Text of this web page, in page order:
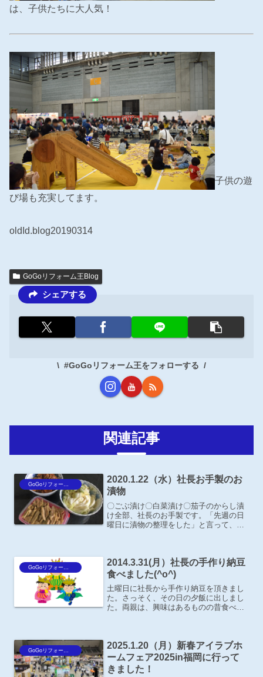
は、子供たちに大人気！
子供の遊
び場も充実してます。
oldId.blog20190314
GoGoリフォーム王Blog
シェアする
#GoGoリフォーム王をフォローする
関連記事
GoGoリフォーム王Blog
2020.1.22（水）社長お手製のお
漬物
〇ごぶ漬け〇白菜漬け〇茄子のからし漬
け全部、社長のお手製です。「先週の日
曜日に漬物の整理をした」と言って、事
と、この他に「たくあん漬...
2014.3.31(月）社長の手作り納豆
食べました(^o^)
土曜日に社長から手作り納豆を頂きまし
た。さっそく、その日の夕飯に出しまし
た。両親は、興味はあるものの昔食べた
父が「あっ！美味しい」...
2025.1.20（月）新春アイラブホ
ームフェア2025in福岡に行って
きました！